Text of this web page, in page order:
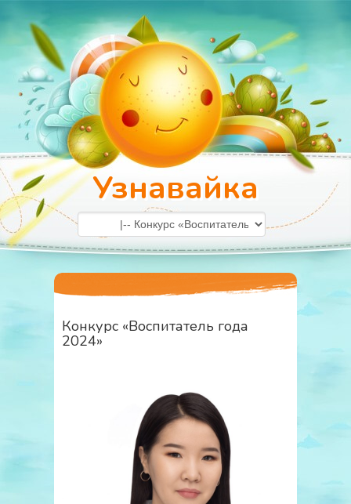
Узнавайка
Конкурс «Воспитатель года
2024»